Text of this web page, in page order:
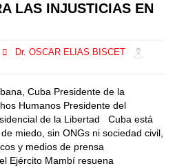
LAS INJUSTICIAS EN
Dr. OSCAR ELIAS BISCET
Cuba Presidente de la
Humanos Presidente del
de la Libertad Cuba está
miedo, sin ONGs ni sociedad civil,
y medios de prensa
Ejército Mambí resuena